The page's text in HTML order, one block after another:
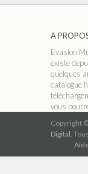
A
Evasion
existe
quelques
catalogue
vous
classique
A
Copyright
Digital.